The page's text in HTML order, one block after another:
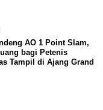
AO 1 Point Slam,
bagi Petenis
Tampil di Ajang Grand